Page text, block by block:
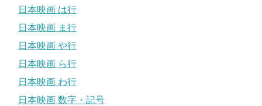
日本映画 は行
日本映画 ま行
日本映画 や行
日本映画 ら行
日本映画 わ行
日本映画 数字・記号